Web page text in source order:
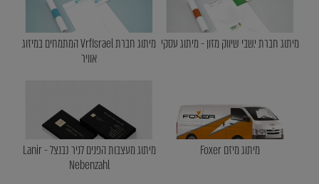
מיתוג חברת י.שבי שיווק מזון - מיתוג עסקי
מיתוג חברת VrfIsrael המתמחים במיזוג
אוויר
מיתוג מיזם Foxer
מיתוג מעצבות הפנים לניר נבנצל - Lanir
Nebenzahl